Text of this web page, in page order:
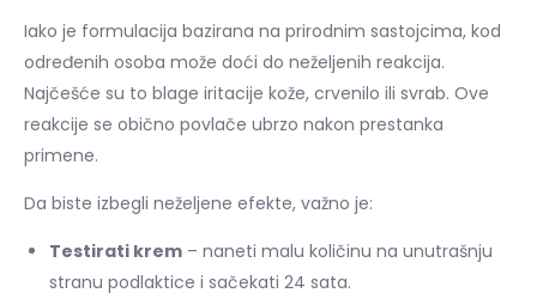
Iako je formulacija bazirana na prirodnim sastojcima, kod
određenih osoba može doći do neželjenih reakcija.
Najčešće su to blage iritacije kože, crvenilo ili svrab. Ove
reakcije se obično povlače ubrzo nakon prestanka
primene.
Da biste izbegli neželjene efekte, važno je:
Testirati krem – naneti malu količinu na unutrašnju
stranu podlaktice i sačekati 24 sata.